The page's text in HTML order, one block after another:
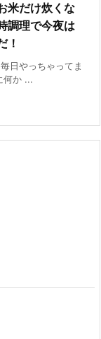
米だけ炊くな
調理で今夜は
！
日やっちゃってま
何か ...